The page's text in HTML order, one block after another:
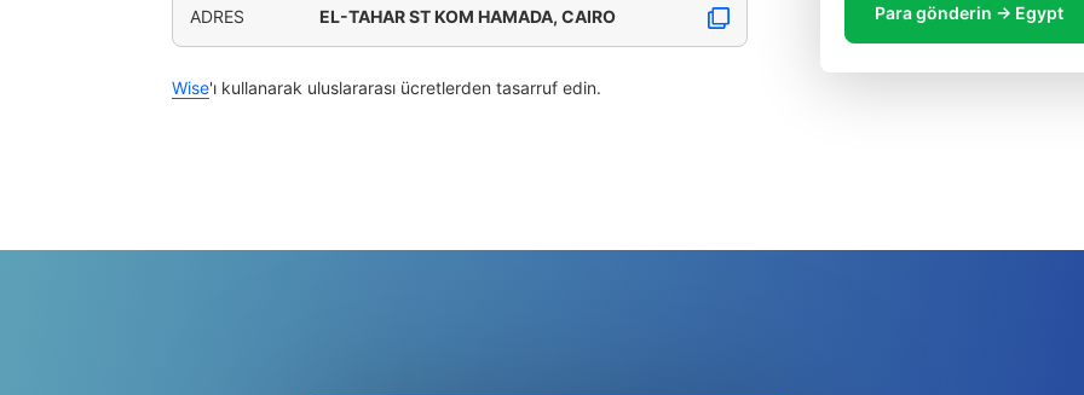
ADRES EL-TAHAR ST KOM HAMADA, CAIRO
Wise'ı kullanarak uluslararası ücretlerden tasarruf edin.
Para gönderin → Egypt